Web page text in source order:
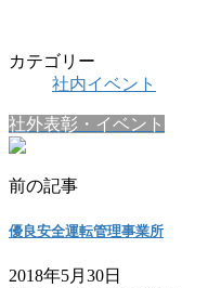
カテゴリー
社内イベント
社外表彰・イベント
前の記事
優良安全運転管理事業所
2018年5月30日